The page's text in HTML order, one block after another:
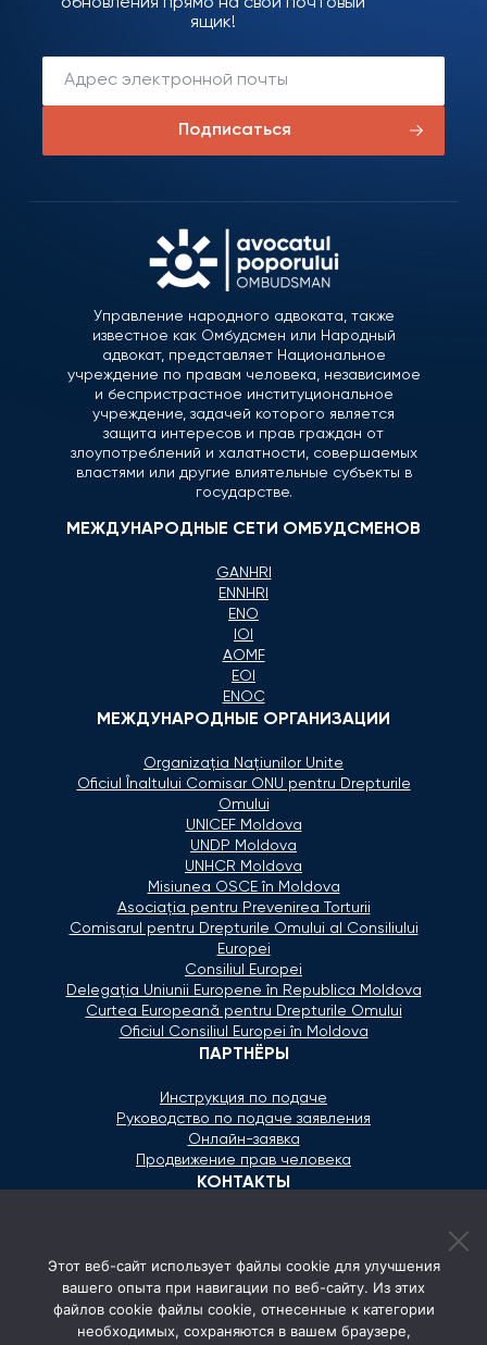
ящик!
Подписаться
Управление народного адвоката, также
известное как Омбудсмен или Народный
адвокат, представляет Национальное
учреждение по правам человека, независимое
и беспристрастное институциональное
учреждение, задачей которого является
защита интересов и прав граждан от
злоупотреблений и халатности, совершаемых
властями или другие влиятельные субъекты в
государстве.
МЕЖДУНАРОДНЫЕ СЕТИ ОМБУДСМЕНОВ
GANHRI
ENNHRI
ENO
IOI
AOMF
EOI
ENOC
МЕЖДУНАРОДНЫЕ ОРГАНИЗАЦИИ
Organizaţia Naţiunilor Unite
Oficiul Înaltului Comisar ONU pentru Drepturile
Omului
UNICEF Moldova
UNDP Moldova
UNHCR Moldova
Misiunea OSCE în Moldova
Asociaţia pentru Prevenirea Torturii
Comisarul pentru Drepturile Omului al Consiliului
Europei
Consiliul Europei
Delegaţia Uniunii Europene în Republica Moldova
Curtea Europeană pentru Drepturile Omului
Oficiul Consiliul Europei în Moldova
ПАРТНЁРЫ
Инструкция по подаче
Руководство по подаче заявления
Онлайн-заявка
Продвижение прав человека
КОНТАКТЫ
secretariat@ombudsman.md
Улица Каля Ешилор 11/3, Кишинёв
Этот веб-сайт использует файлы cookie для улучшения
вашего опыта при навигации по веб-сайту. Из этих
файлов cookie файлы cookie, отнесенные к категории
необходимых, сохраняются в вашем браузере,